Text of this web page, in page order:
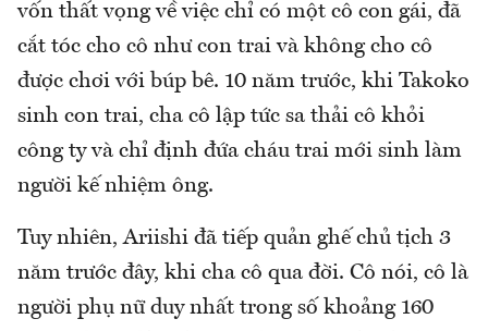
vốn thất vọng về việc chỉ có một cô con gái, đã
cắt tóc cho cô như con trai và không cho cô
được chơi với búp bê. 10 năm trước, khi Takoko
sinh con trai, cha cô lập tức sa thải cô khỏi
công ty và chỉ định đứa cháu trai mới sinh làm
người kế nhiệm ông.
Tuy nhiên, Ariishi đã tiếp quản ghế chủ tịch 3
năm trước đây, khi cha cô qua đời. Cô nói, cô là
người phụ nữ duy nhất trong số khoảng 160